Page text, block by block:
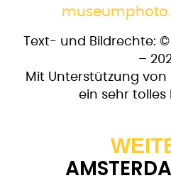
Text- und Bildrechte:
–
Mit Unterstützung von
ein sehr tolles